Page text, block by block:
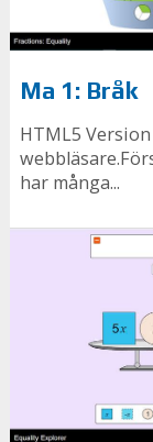
Ma 1: Bråk
HTML5
har många...